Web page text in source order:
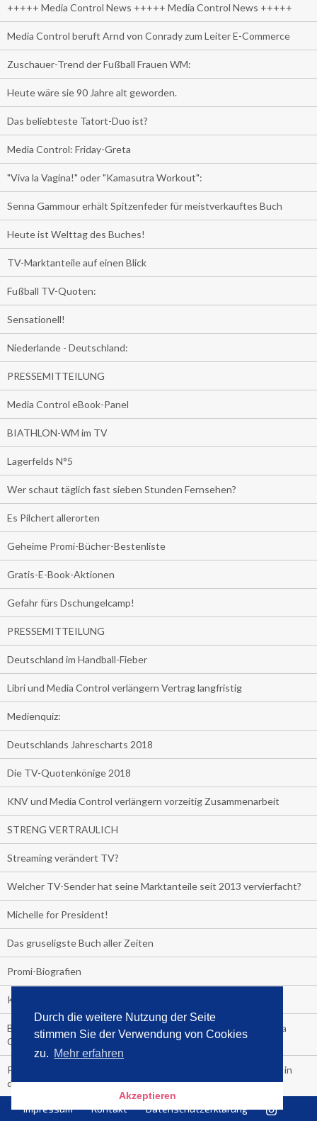
Durch die weitere Nutzung der Seite
stimmen Sie der Verwendung von Cookies
zu. Mehr erfahren
Akzeptieren
+++++ Media Control News +++++ Media Control News +++++
Media Control beruft Arnd von Conrady zum Leiter E-Commerce
Zuschauer-Trend der Fußball Frauen WM:
Heute wäre sie 90 Jahre alt geworden.
Das beliebteste Tatort-Duo ist?
Media Control: Friday-Greta
"Viva la Vagina!" oder "Kamasutra Workout":
Senna Gammour erhält Spitzenfeder für meistverkauftes Buch
Heute ist Welttag des Buches!
TV-Marktanteile auf einen Blick
Fußball TV-Quoten:
Sensationell!
Niederlande - Deutschland:
PRESSEMITTEILUNG
Media Control eBook-Panel
BIATHLON-WM im TV
Lagerfelds N°5
Wer schaut täglich fast sieben Stunden Fernsehen?
Es Pilchert allerorten
Geheime Promi-Bücher-Bestenliste
Gratis-E-Book-Aktionen
Gefahr fürs Dschungelcamp!
PRESSEMITTEILUNG
Deutschland im Handball-Fieber
Libri und Media Control verlängern Vertrag langfristig
Medienquiz:
Deutschlands Jahrescharts 2018
Die TV-Quotenkönige 2018
KNV und Media Control verlängern vorzeitig Zusammenarbeit
STRENG VERTRAULICH
Streaming verändert TV?
Welcher TV-Sender hat seine Marktanteile seit 2013 vervierfacht?
Michelle for President!
Das gruseligste Buch aller Zeiten
Promi-Biografien
Kerkeling erhält Spitzenfeder für meistverkauftes Buch
Börsenverein und MVB verlängern vorzeitig Verträge mit Media
Control bis 2024
PocketBook, Ceebo und Umbreit bringen Hörbuch-Downloads in
die Cloud
Bella Bella
Impressum Kontakt Datenschutzerklärung